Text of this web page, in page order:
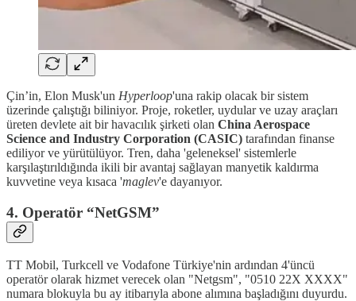
Çin’in, Elon Musk'un Hyperloop'una rakip olacak bir sistem
üzerinde çalıştığı biliniyor. Proje, roketler, uydular ve uzay araçları
üreten devlete ait bir havacılık şirketi olan China Aerospace
Science and Industry Corporation (CASIC) tarafından finanse
ediliyor ve yürütülüyor. Tren, daha 'geleneksel' sistemlerle
karşılaştırıldığında ikili bir avantaj sağlayan manyetik kaldırma
kuvvetine veya kısaca 'maglev'e dayanıyor.
4. Operatör “NetGSM”
TT Mobil, Turkcell ve Vodafone Türkiye'nin ardından 4'üncü
operatör olarak hizmet verecek olan "Netgsm", "0510 22X XXXX"
numara blokuyla bu ay itibarıyla abone alımına başladığını duyurdu.